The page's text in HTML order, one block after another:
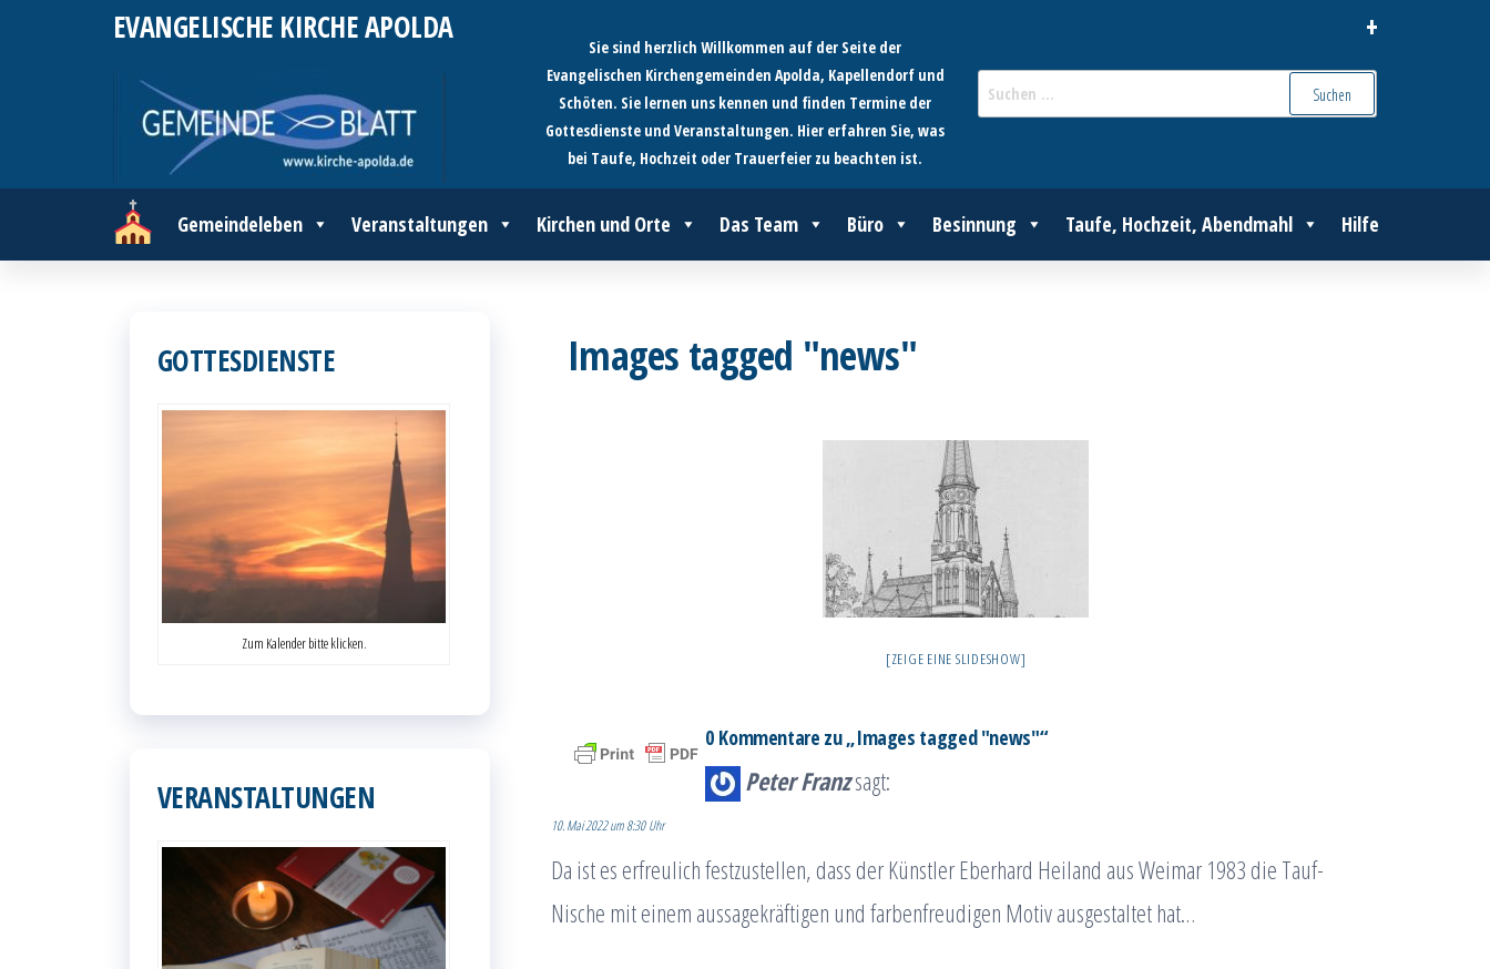
EVANGELISCHE KIRCHE APOLDA
Sie sind herzlich Willkommen auf der Seite der
Evangelischen Kirchengemeinden Apolda, Kapellendorf und
Schöten. Sie lernen uns kennen und finden Termine der
Gottesdienste und Veranstaltungen. Hier erfahren Sie, was
bei Taufe, Hochzeit oder Trauerfeier zu beachten ist.
+
nach:
Gemeindeleben Veranstaltungen Kirchen und Orte Das Team Büro Besinnung Taufe, Hochzeit, Abendmahl Hilfe
Images tagged "news"
[ZEIGE EINE SLIDESHOW]
0 Kommentare zu „Images tagged "news"“
Peter Franzsagt:
10. Mai 2022 um 8:30 Uhr
Da ist es erfreulich festzustellen, dass der Künstler Eberhard Heiland aus Weimar 1983 die Tauf-
Nische mit einem aussagekräftigen und farbenfreudigen Motiv ausgestaltet hat…
GOTTESDIENSTE
Zum Kalender bitte klicken.
VERANSTALTUNGEN